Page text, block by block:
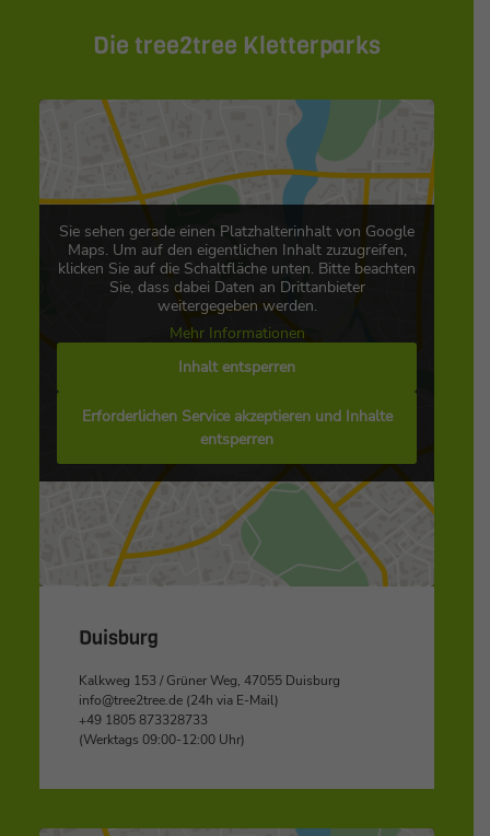
Die tree2tree Kletterparks
Sie sehen gerade einen Platzhalterinhalt von Google
Maps. Um auf den eigentlichen Inhalt zuzugreifen,
klicken Sie auf die Schaltfläche unten. Bitte beachten
Sie, dass dabei Daten an Drittanbieter
weitergegeben werden.
Mehr Informationen
Inhalt entsperren
Erforderlichen Service akzeptieren und Inhalte
entsperren
Duisburg
Kalkweg 153 / Grüner Weg, 47055 Duisburg
info@tree2tree.de (24h via E-Mail)
+49 1805 873328733
(Werktags 09:00-12:00 Uhr)